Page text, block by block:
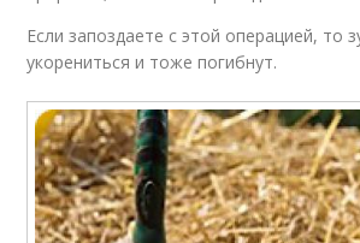
Если запоздаете с этой операцией, то
укорениться и тоже погибнут.